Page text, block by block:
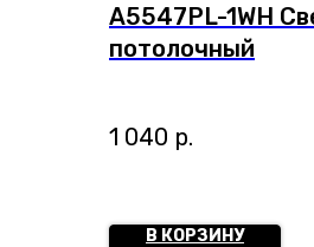
A5547PL-1WH
потолочный
1 040 р.
В КОРЗИНУ